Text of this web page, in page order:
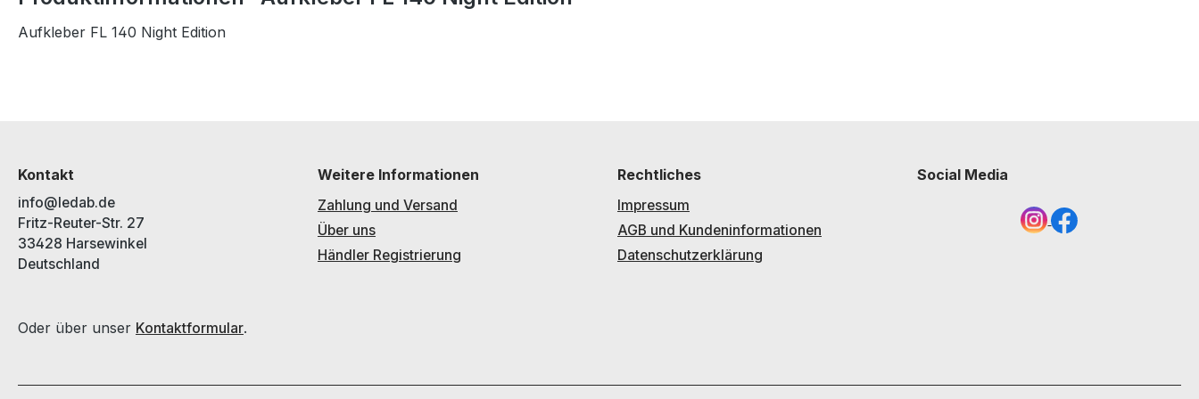
Aufkleber FL 140 Night Edition
Kontakt
info@ledab.de
Fritz-Reuter-Str. 27
33428 Harsewinkel
Deutschland
Oder über unser Kontaktformular.
Weitere Informationen
Zahlung und Versand
Über uns
Händler Registrierung
Rechtliches
Impressum
AGB und Kundeninformationen
Datenschutzerklärung
Social Media